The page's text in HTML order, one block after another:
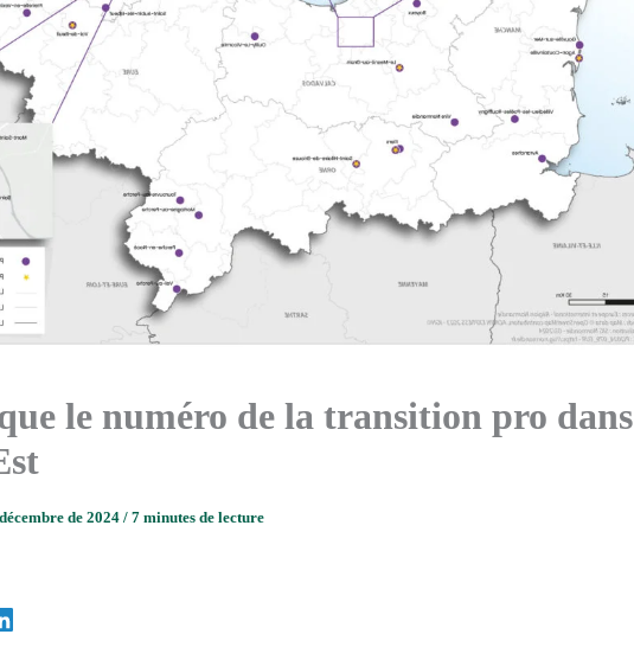
le numéro de la transition pro dans
de 2024 / 7 minutes de lecture